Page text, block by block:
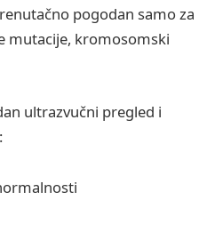
pogodan samo za
mutacije, kromosomski
ultrazvučni pregled i